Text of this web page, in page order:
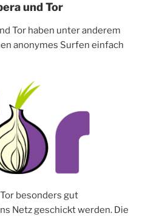
und Tor
Tor haben unter anderem
anonymes Surfen einfach
besonders gut
Netz geschickt werden. Die